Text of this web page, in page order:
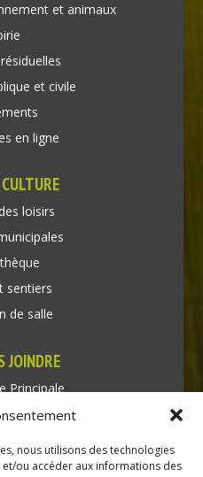
nous utilisons des technologies
ou accéder aux informations des
et animaux
et civile
en ligne
loisirs
sentiers
de salle
JOINDRE
Principale
451-5203